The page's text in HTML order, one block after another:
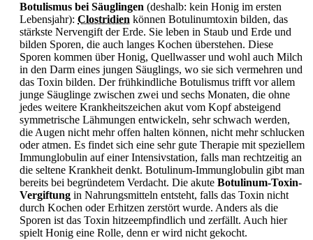
Botulismus bei Säuglingen (deshalb: kein Honig im ersten
Lebensjahr): Clostridien können Botulinumtoxin bilden, das
stärkste Nervengift der Erde. Sie leben in Staub und Erde und
bilden Sporen, die auch langes Kochen überstehen. Diese
Sporen kommen über Honig, Quellwasser und wohl auch Milch
in den Darm eines jungen Säuglings, wo sie sich vermehren und
das Toxin bilden. Der frühkindliche Botulismus trifft vor allem
junge Säuglinge zwischen zwei und sechs Monaten, die ohne
jedes weitere Krankheitszeichen akut vom Kopf absteigend
symmetrische Lähmungen entwickeln, sehr schwach werden,
die Augen nicht mehr offen halten können, nicht mehr schlucken
oder atmen. Es findet sich eine sehr gute Therapie mit speziellem
Immunglobulin auf einer Intensivstation, falls man rechtzeitig an
die seltene Krankheit denkt. Botulinum-Immunglobulin gibt man
bereits bei begründetem Verdacht. Die akute Botulinum-Toxin-
Vergiftung in Nahrungsmitteln entsteht, falls das Toxin nicht
durch Kochen oder Erhitzen zerstört wurde. Anders als die
Sporen ist das Toxin hitzeempfindlich und zerfällt. Auch hier
spielt Honig eine Rolle, denn er wird nicht gekocht.